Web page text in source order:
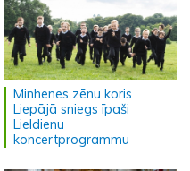
Minhenes zēnu koris
Liepājā sniegs īpaši
Lieldienu
koncertprogrammu